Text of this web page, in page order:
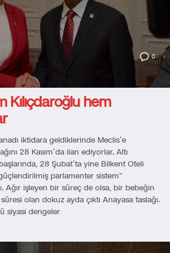
0
Kılıçdaroğlu hem
iktidara geldiklerinde Meclis’e
28 Kasım’da ilan ediyorlar. Altı
28 Şubat’ta yine Bilkent Oteli
parlamenter sistem”
Ağır işleyen bir süreç de olsa, bir bebeğin
olan dokuz ayda çıktı Anayasa taslağı.
siyasi dengeler